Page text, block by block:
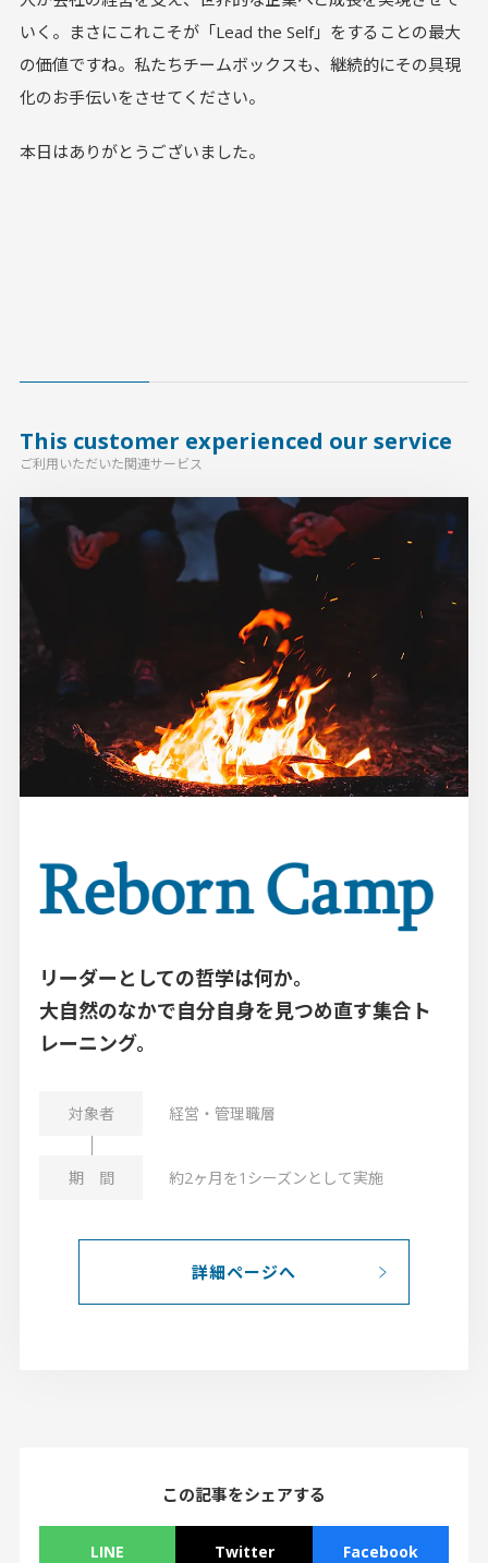
いく。まさにこれこそが「Lead the Self」をすることの最大
の価値ですね。私たちチームボックスも、継続的にその具現
化のお手伝いをさせてください。
本日はありがとうございました。
This customer experienced our service
ご利用いただいた関連サービス
リーダーとしての哲学は何か。
大自然のなかで自分自身を見つめ直す集合ト
レーニング。
経営・管理職層
約2ヶ月を1シーズンとして実施
詳細ページへ
この記事をシェアする
LINE Twitter Facebook